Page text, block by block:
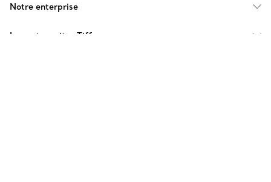
Notre enterprise
Les autres sites Tiffany